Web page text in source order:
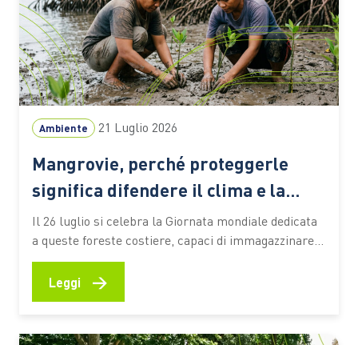
Ambiente 21 Luglio 2026
Mangrovie, perché proteggerle
significa difendere il clima e la
biodiversità
Il 26 luglio si celebra la Giornata mondiale dedicata
a queste foreste costiere, capaci di immagazzinare
CO2, attenuare gli effetti degli eventi estremi e
sostenere la vita e le economie di milioni di persone
territori…
Leggi →